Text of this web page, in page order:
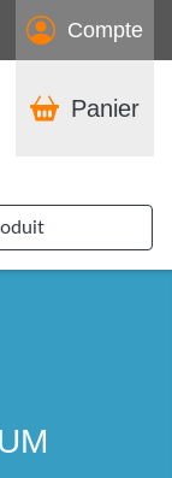
Compte
Panier